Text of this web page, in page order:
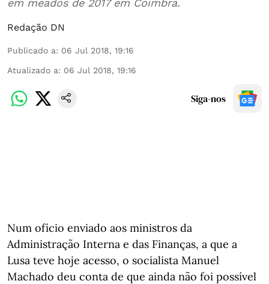
em meados de 2017 em Coimbra.
Redação DN
Publicado a: 06 Jul 2018, 19:16
Atualizado a: 06 Jul 2018, 19:16
Siga-nos
Num ofício enviado aos ministros da
Administração Interna e das Finanças, a que a
Lusa teve hoje acesso, o socialista Manuel
Machado deu conta de que ainda não foi possível